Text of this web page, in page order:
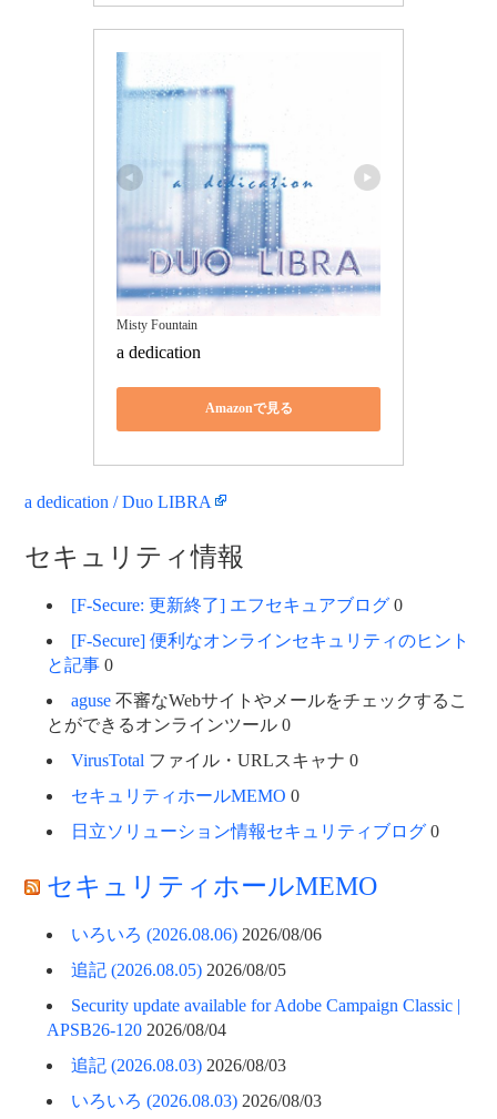
Misty Fountain
a dedication
Amazonで見る
a dedication / Duo LIBRA
セキュリティ情報
[F-Secure: 更新終了] エフセキュアブログ 0
[F-Secure] 便利なオンラインセキュリティのヒント
と記事 0
aguse 不審なWebサイトやメールをチェックするこ
とができるオンラインツール 0
VirusTotal ファイル・URLスキャナ 0
セキュリティホールMEMO 0
日立ソリューション情報セキュリティブログ 0
セキュリティホールMEMO
いろいろ (2026.08.06) 2026/08/06
追記 (2026.08.05) 2026/08/05
Security update available for Adobe Campaign Classic |
APSB26-120 2026/08/04
追記 (2026.08.03) 2026/08/03
いろいろ (2026.08.03) 2026/08/03